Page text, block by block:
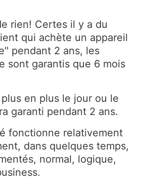
rien! Certes il y a du
qui achète un appareil
pendant 2 ans, les
sont garantis que 6 mois
en plus le jour ou le
garanti pendant 2 ans.
fonctionne relativement
dans quelques temps,
normal, logique,